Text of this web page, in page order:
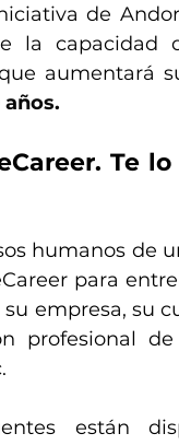
de
la capacidad
aumentará
Te
humanos de
para
empresa, su
profesional de
están